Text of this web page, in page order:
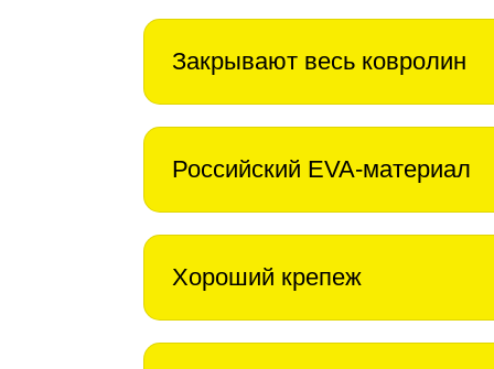
Закрывают весь ковролин
Российский EVA-материал
Хороший крепеж